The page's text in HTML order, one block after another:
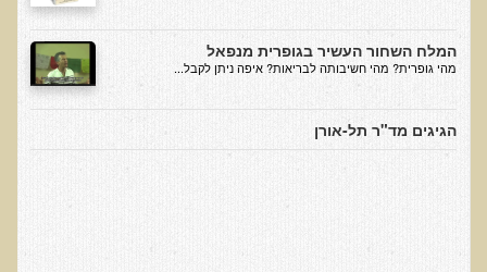
האם רק צמחונים וטבעונים צריכים הכוונה תזונתית?
האם בטבע אכלנו דגנים וקטניות?
למה חשוב להיות טבעוני בריא?
המלח השחור העשיר בגופרית מנפאל
מהי גופרית? מהי חשיבותה לבריאות? איפה ניתן לקבל...
הגיגים מד"ר תל-אורן